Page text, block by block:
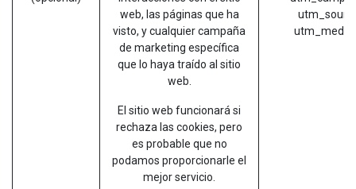
web, las páginas que ha
visto, y cualquier campaña
de marketing específica
que lo haya traído al sitio
web.
El sitio web funcionará si
rechaza las cookies, pero
es probable que no
podamos proporcionarle el
mejor servicio.